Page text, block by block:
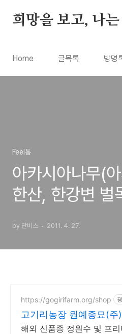
희망을 보고, 나는
Home 글목록 방명
Feel통
아카시아나무(
한산, 한강변 벌
by 단비스 2011. 4. 27.
https://gogirifarm.org/shop
고기리농장 원예종묘(주)
해외 신품종 정원수 및 프리